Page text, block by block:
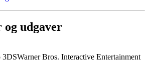
udgaver
3DSWarner Bros. Interactive Entertainment